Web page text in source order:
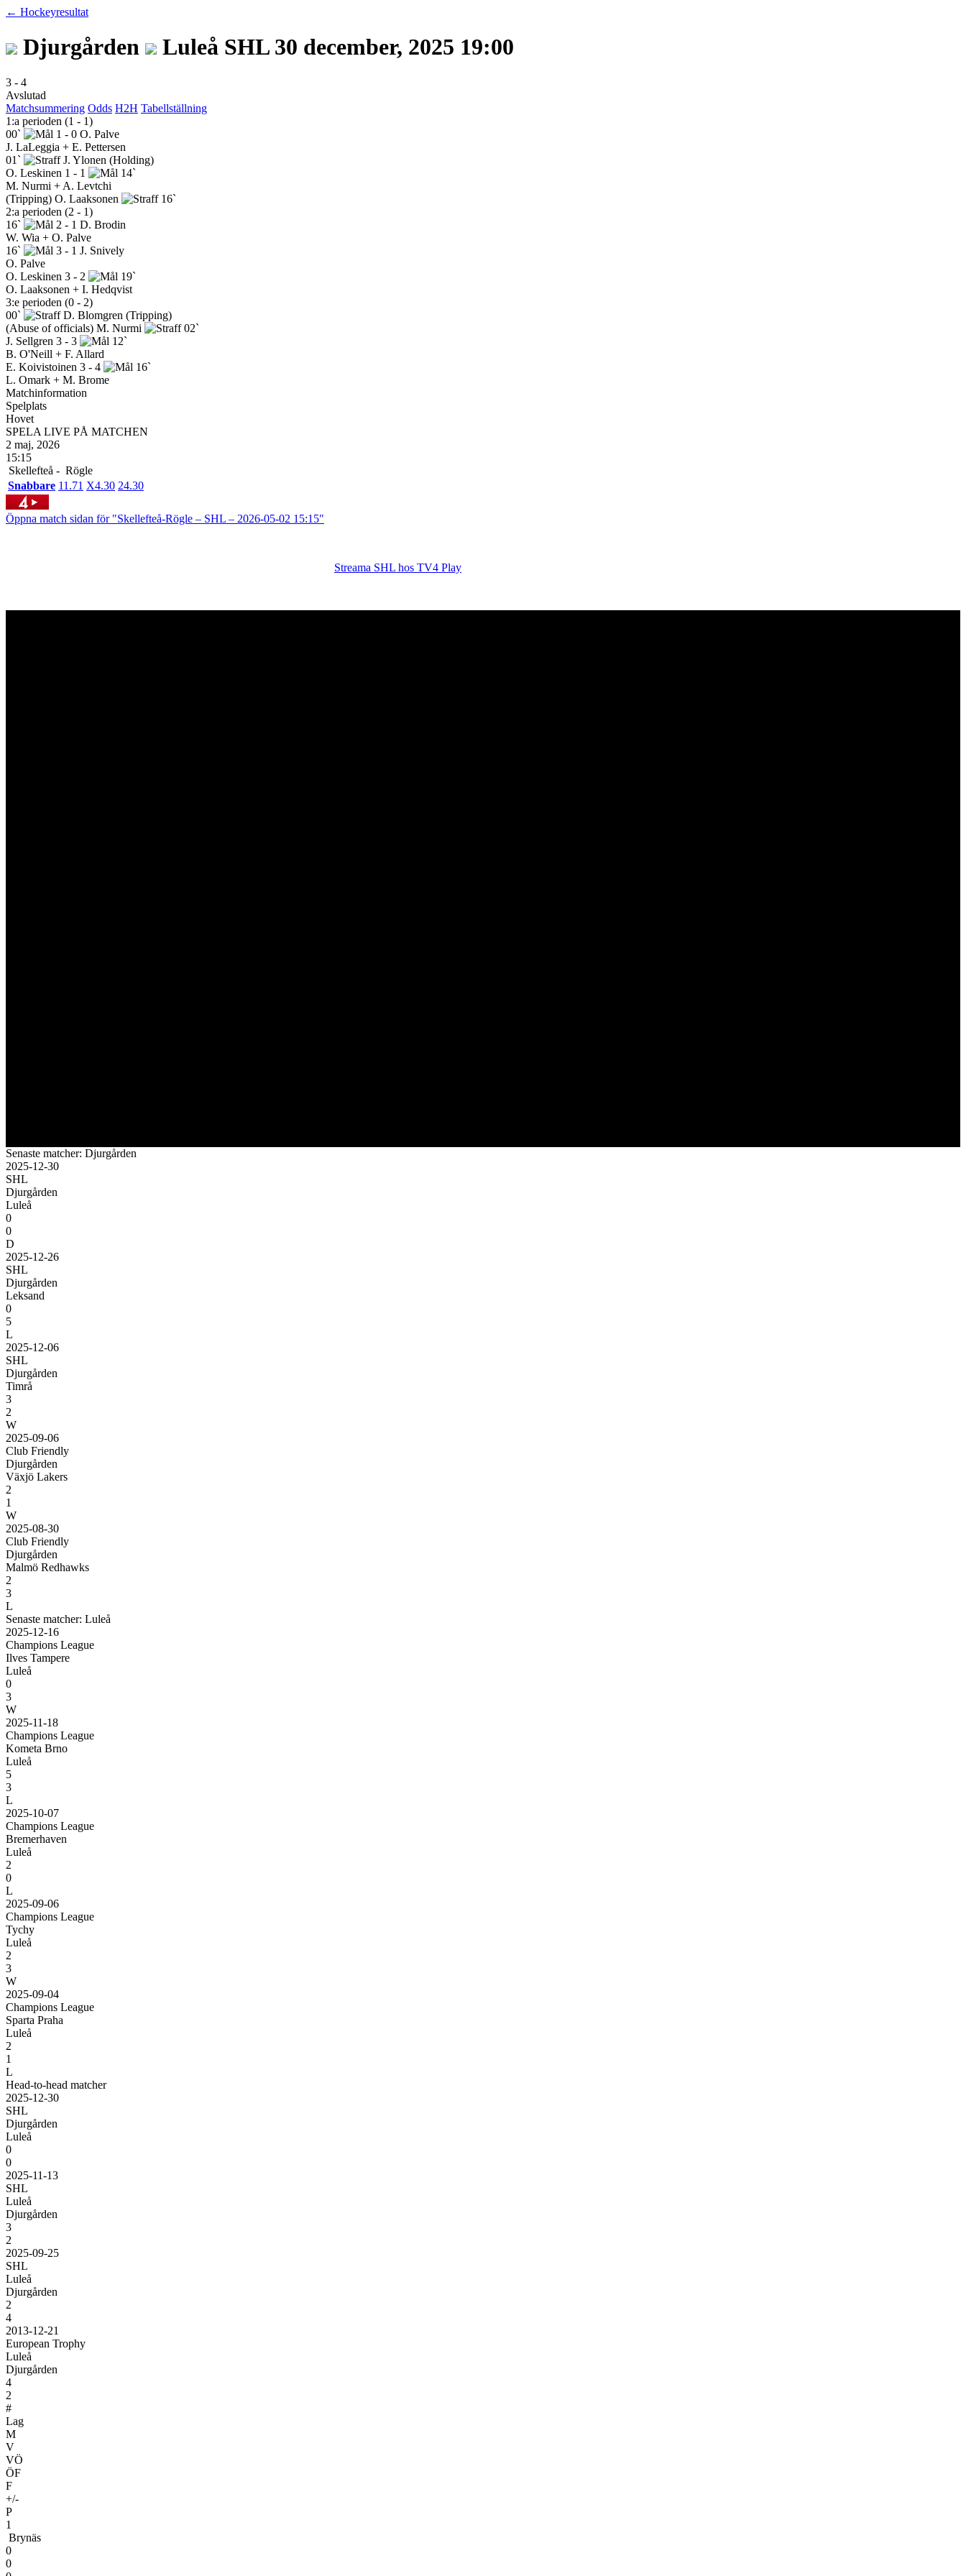
← Hockeyresultat
Djurgården Luleå SHL 30 december, 2025 19:00
3 - 4
Avslutad
Matchsummering Odds H2H Tabellställning
1:a perioden (1 - 1)
00`
1 - 0 O. Palve
J. LaLeggia + E. Pettersen
01`
J. Ylonen (Holding)
O. Leskinen 1 - 1
14`
M. Nurmi + A. Levtchi
(Tripping) O. Laaksonen
16`
2:a perioden (2 - 1)
16`
2 - 1 D. Brodin
W. Wia + O. Palve
16`
3 - 1 J. Snively
O. Palve
O. Leskinen 3 - 2
19`
O. Laaksonen + I. Hedqvist
3:e perioden (0 - 2)
00`
D. Blomgren (Tripping)
(Abuse of officials) M. Nurmi
02`
J. Sellgren 3 - 3
12`
B. O'Neill + F. Allard
E. Koivistoinen 3 - 4
16`
L. Omark + M. Brome
Matchinformation
Spelplats
Hovet
SPELA LIVE PÅ MATCHEN
2 maj, 2026
15:15
Skellefteå - Rögle
Snabbare 11.71 X4.30 24.30
Öppna match sidan för "Skellefteå-Rögle – SHL – 2026-05-02 15:15"
Streama SHL hos TV4 Play
Senaste matcher: Djurgården
2025-12-30
SHL
Djurgården
Luleå
0
0
D
2025-12-26
SHL
Djurgården
Leksand
0
5
L
2025-12-06
SHL
Djurgården
Timrå
3
2
W
2025-09-06
Club Friendly
Djurgården
Växjö Lakers
2
1
W
2025-08-30
Club Friendly
Djurgården
Malmö Redhawks
2
3
L
Senaste matcher: Luleå
2025-12-16
Champions League
Ilves Tampere
Luleå
0
3
W
2025-11-18
Champions League
Kometa Brno
Luleå
5
3
L
2025-10-07
Champions League
Bremerhaven
Luleå
2
0
L
2025-09-06
Champions League
Tychy
Luleå
2
3
W
2025-09-04
Champions League
Sparta Praha
Luleå
2
1
L
Head-to-head matcher
2025-12-30
SHL
Djurgården
Luleå
0
0
2025-11-13
SHL
Luleå
Djurgården
3
2
2025-09-25
SHL
Luleå
Djurgården
2
4
2013-12-21
European Trophy
Luleå
Djurgården
4
2
#
Lag
M
V
VÖ
ÖF
F
+/-
P
1
Brynäs
0
0